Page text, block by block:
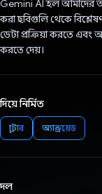
Gemini AI হল আমাদের
করা ছবিগুলি থেকে
ডেটা প্রক্রিয়া করতে এবং
করতে দেয়।
দিয়ে নির্মিত
ফ্লাটার অ্যান্ড্রয়েড
দল